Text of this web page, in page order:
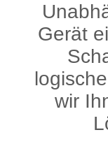
Gerät
wir